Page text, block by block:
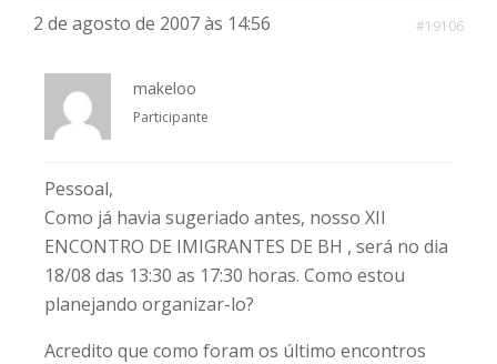
2 de agosto de 2007 às 14:56 #19106
makeloo
Participante
Pessoal,
Como já havia sugeriado antes, nosso XII
ENCONTRO DE IMIGRANTES DE BH , será no dia
18/08 das 13:30 as 17:30 horas. Como estou
planejando organizar-lo?
Acredito que como foram os último encontros